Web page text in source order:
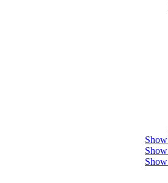
Show
Show
Show